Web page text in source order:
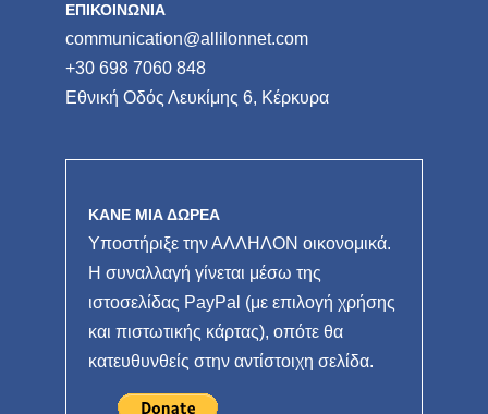
ΕΠΙΚΟΙΝΩΝΙΑ
communication@allilonnet.com
+30 698 7060 848
Εθνική Οδός Λευκίμης 6, Κέρκυρα
ΚΑΝΕ ΜΙΑ ΔΩΡΕΑ
Υποστήριξε την ΑΛΛΗΛΟΝ οικονομικά.
Η συναλλαγή γίνεται μέσω της
ιστοσελίδας PayPal (με επιλογή χρήσης
και πιστωτικής κάρτας), οπότε θα
κατευθυνθείς στην αντίστοιχη σελίδα.